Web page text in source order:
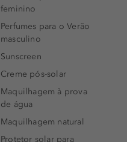
feminino
Perfumes para o Verão
masculino
Sunscreen
Creme pós-solar
Maquilhagem à prova
de água
Maquilhagem natural
Protetor solar para